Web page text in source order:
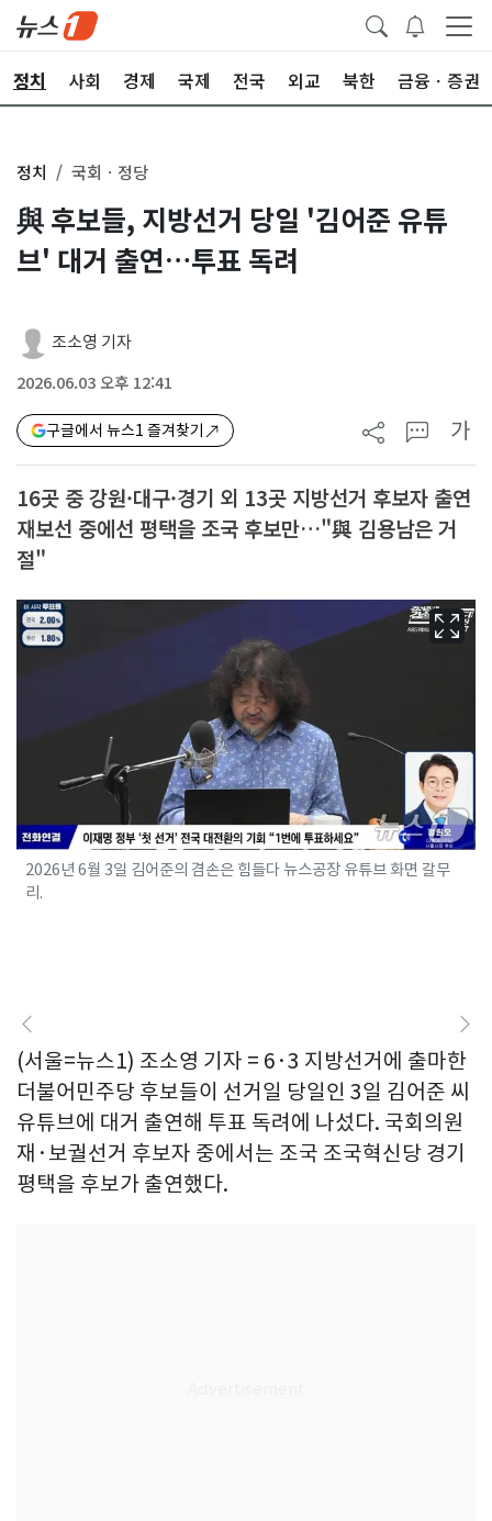
정치 사회 경제 국제 전국 외교 북한 금융ㆍ증권
정치 국회ㆍ정당
與 후보들, 지방선거 당일 '김어준 유튜
브' 대거 출연…투표 독려
조소영 기자
2026.06.03 오후 12:41
구글에서 뉴스1 즐겨찾기 가
16곳 중 강원·대구·경기 외 13곳 지방선거 후보자 출연
재보선 중에선 평택을 조국 후보만…"與 김용남은 거
절"
2026년 6월 3일 김어준의 겸손은 힘들다 뉴스공장 유튜브 화면 갈무
리.
(서울=뉴스1) 조소영 기자 = 6·3 지방선거에 출마한
더불어민주당 후보들이 선거일 당일인 3일 김어준 씨
유튜브에 대거 출연해 투표 독려에 나섰다. 국회의원
재·보궐선거 후보자 중에서는 조국 조국혁신당 경기
평택을 후보가 출연했다.